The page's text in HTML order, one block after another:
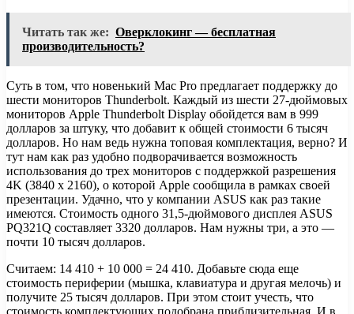
Читать так же: Оверклокинг — бесплатная
производительность?
Суть в том, что новенький Mac Pro предлагает поддержку до
шести мониторов Thunderbolt. Каждый из шести 27-дюймовых
мониторов Apple Thunderbolt Display обойдется вам в 999
долларов за штуку, что добавит к общей стоимости 6 тысяч
долларов. Но нам ведь нужна топовая комплектация, верно? И
тут нам как раз удобно подворачивается возможность
использования до трех мониторов с поддержкой разрешения
4K (3840 x 2160), о которой Apple сообщила в рамках своей
презентации. Удачно, что у компании ASUS как раз такие
имеются. Стоимость одного 31,5-дюймового дисплея ASUS
PQ321Q составляет 3320 долларов. Нам нужны три, а это —
почти 10 тысяч долларов.
Считаем: 14 410 + 10 000 = 24 410. Добавьте сюда еще
стоимость периферии (мышка, клавиатура и другая мелочь) и
получите 25 тысяч долларов. При этом стоит учесть, что
стоимость комплектующих подобрана приблизительная. И в